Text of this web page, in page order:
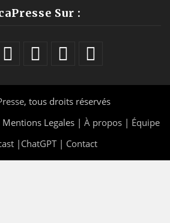
Sur :
, tous droits réservés
Mentions Legales | À propos | Équipe
| ChatGPT| Contact